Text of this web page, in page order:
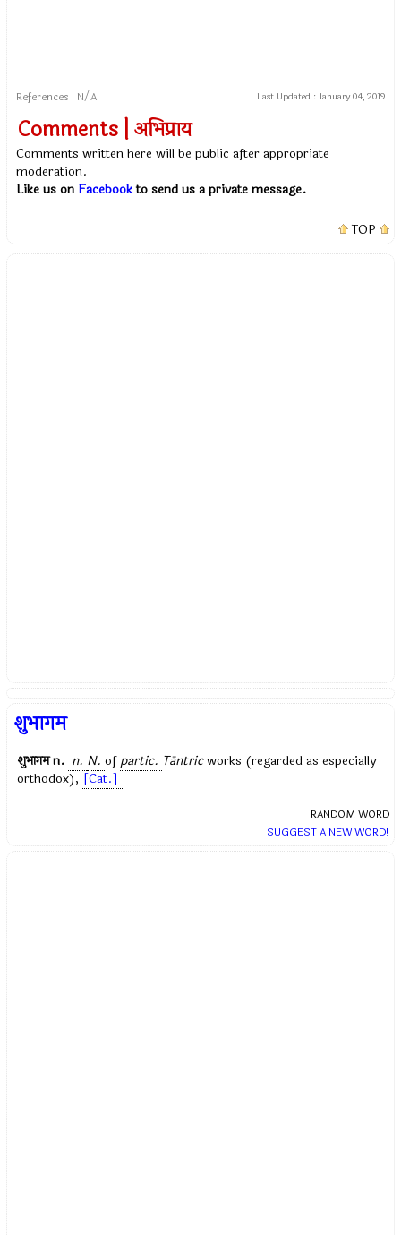
References : N/A Last Updated : January 04, 2019
Comments | अभिप्राय
Comments written here will be public after appropriate
moderation.
Like us on Facebookto send us a private message.
TOP
शुभागम
शुभागमn. n. N. ofpartic. Tāntricworks (regarded as especially
orthodox), [Cat.]
RANDOM WORD
SUGGEST A NEW WORD!